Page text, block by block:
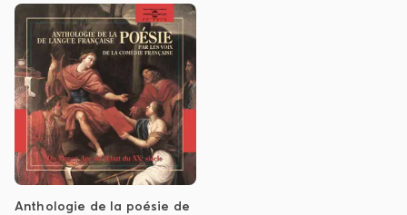
Anthologie de la poésie de